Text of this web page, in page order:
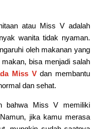
atau Miss V adalah
wanita tidak nyaman.
oleh makanan yang
bisa menjadi salah
Miss Vdan membantu
dan sehat.
bahwa Miss V memiliki
jika kamu merasa